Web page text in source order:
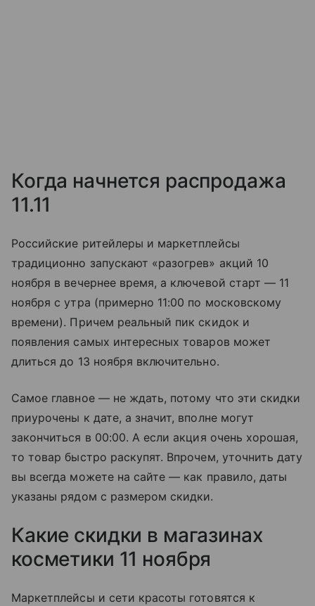
Когда начнется распродажа
11.11
Российские ритейлеры и маркетплейсы
традиционно запускают «разогрев» акций 10
ноября в вечернее время, а ключевой старт — 11
ноября с утра (примерно 11:00 по московскому
времени). Причем реальный пик скидок и
появления самых интересных товаров может
длиться до 13 ноября включительно.
Самое главное — не ждать, потому что эти скидки
приурочены к дате, а значит, вполне могут
закончиться в 00:00. А если акция очень хорошая,
то товар быстро раскупят. Впрочем, уточнить дату
вы всегда можете на сайте — как правило, даты
указаны рядом с размером скидки.
Какие скидки в магазинах
косметики 11 ноября
Маркетплейсы и сети красоты готовятся к